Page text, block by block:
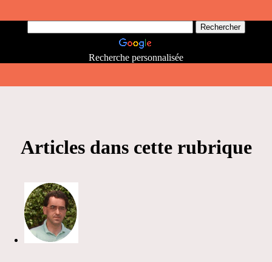
Recherche personnalisée
Articles dans cette rubrique